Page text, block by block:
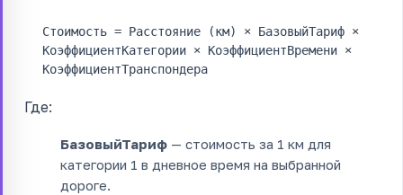
Стоимость = Расстояние (км) × БазовыйТариф ×
КоэффициентКатегории × КоэффициентВремени ×
КоэффициентТранспондера
Где:
БазовыйТариф — стоимость за 1 км для
категории 1 в дневное время на выбранной
дороге.